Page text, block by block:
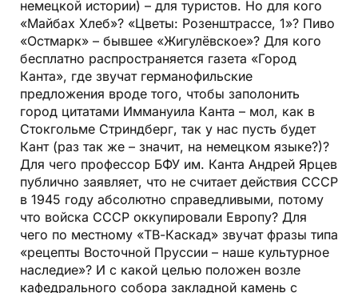
немецкой истории) – для туристов. Но для кого
«Майбах Хлеб»? «Цветы: Розенштрассе, 1»? Пиво
«Остмарк» – бывшее «Жигулёвское»? Для кого
бесплатно распространяется газета «Город
Канта», где звучат германофильские
предложения вроде того, чтобы заполонить
город цитатами Иммануила Канта – мол, как в
Стокгольме Стриндберг, так у нас пусть будет
Кант (раз так же – значит, на немецком языке?)?
Для чего профессор БФУ им. Канта Андрей Ярцев
публично заявляет, что не считает действия СССР
в 1945 году абсолютно справедливыми, потому
что войска СССР оккупировали Европу? Для
чего по местному «ТВ-Каскад» звучат фразы типа
«рецепты Восточной Пруссии – наше культурное
наследие»? И с какой целью положен возле
кафедрального собора закладной камень с